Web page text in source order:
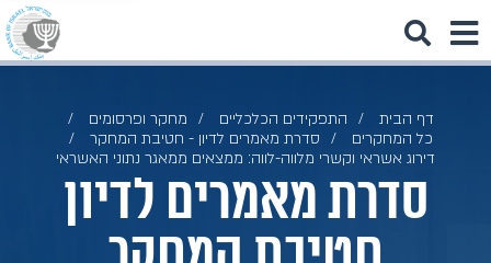
דף הבית התפקידים הכלכליים
מחקר ופרסומים
כל המחקרים
סדרת מאמרים לדיון - חטיבת המחקר
דירוג אשראי וקשרי מלווה-לווה: ממצאים ממאגר נתוני האשראי
סדרת מאמרים לדיון